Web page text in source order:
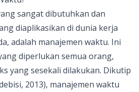
sangat dibutuhkan dan
diaplikasikan di dunia kerja
adalah manajemen waktu. Ini
diperlukan semua orang,
yang sesekali dilakukan. Dikutip
2013), manajemen waktu